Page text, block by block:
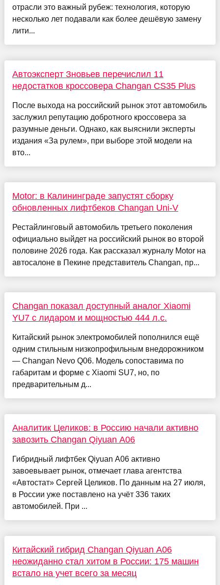
отрасли это важный рубеж: технология, которую
несколько лет подавали как более дешёвую замену
лити...
Автоэксперт Зновьев перечислил 11
недостатков кроссовера Changan CS35 Plus
После выхода на российский рынок этот автомобиль
заслужил репутацию добротного кроссовера за
разумные деньги. Однако, как выяснили эксперты
издания «За рулем», при выборе этой модели на
вто...
Motor: в Калининграде запустят сборку
обновленных лифтбеков Changan Uni-V
Рестайлинговый автомобиль третьего поколения
официально выйдет на российский рынок во второй
половине 2026 года. Как рассказал журналу Motor на
автосалоне в Пекине представитель Changan, пр...
Changan показал доступный аналог Xiaomi
YU7 с лидаром и мощностью 444 л.с.
Китайский рынок электромобилей пополнился ещё
одним стильным низкопрофильным внедорожником
— Changan Nevo Q06. Модель сопоставима по
габаритам и форме с Xiaomi SU7, но, по
предварительным д...
Аналитик Целиков: в Россию начали активно
завозить Changan Qiyuan A06
Гибридный лифтбек Qiyuan A06 активно
завоевывает рынок, отмечает глава агентства
«Автостат» Сергей Целиков. По данным на 27 июля,
в России уже поставлено на учёт 336 таких
автомобилей. При ...
Китайский гибрид Changan Qiyuan A06
неожиданно стал хитом в России: 175 машин
встало на учет всего за месяц